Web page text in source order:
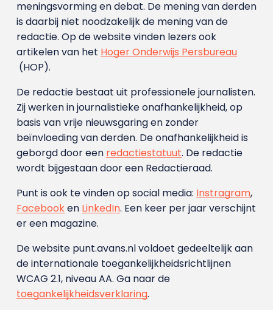
meningsvorming en debat. De mening van derden
is daarbij niet noodzakelijk de mening van de
redactie. Op de website vinden lezers ook
artikelen van het Hoger Onderwijs Persbureau
(HOP).
De redactie bestaat uit professionele journalisten.
Zij werken in journalistieke onafhankelijkheid, op
basis van vrije nieuwsgaring en zonder
beïnvloeding van derden. De onafhankelijkheid is
geborgd door een redactiestatuut. De redactie
wordt bijgestaan door een Redactieraad.
Punt is ook te vinden op social media: Instragram,
Facebooken LinkedIn. Een keer per jaar verschijnt
er een magazine.
De website punt.avans.nl voldoet gedeeltelijk aan
de internationale toegankelijkheidsrichtlijnen
WCAG 2.1, niveau AA. Ga naar de
toegankelijkheidsverklaring.